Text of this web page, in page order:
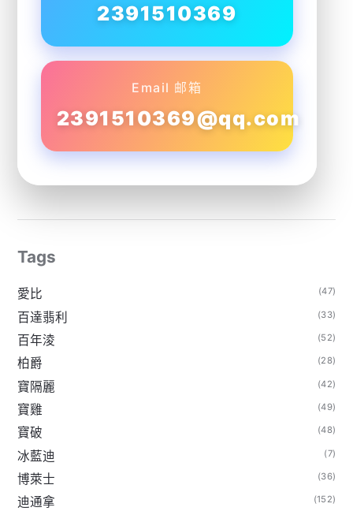
2391510369
Email 邮箱
2391510369@qq.com
Tags
愛比 (47)
百達翡利 (33)
百年淩 (52)
柏爵 (28)
寶隔麗 (42)
寶雞 (49)
寶破 (48)
冰藍迪 (7)
博萊士 (36)
迪通拿 (152)